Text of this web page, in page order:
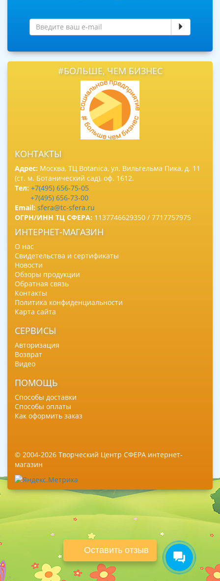
Оставить отзыв
#БОЛЬШЕ, ЧЕМ БИЗНЕС
КОНТАКТЫ
Адрес: Москва, ТЦ Botanica, ул. Вильгельма Пика, д. 11
(ст. м. Ботанический сад), оф. 1612.
Тел: +7(495) 656-75-05
+7(495) 656-73-00
Email: sfera@tc-sfera.ru
ОГРН/ИНН ТЦ СФЕРА: 1137746629350 / 7717757975
ИНТЕРНЕТ-МАГАЗИН
О нас
Свидетельства и сертификаты
Новости
Обзоры продукции
Обратная связь
Контакты
Политика конфиденциальности
Карта сайта
СЕРВИСЫ
Авторизация
Возврат
Видео
ПОМОЩЬ
Способы доставки
Способы оплаты
Как оформить заказ
© 2004-2026 Творческий Центр СФЕРА интернет-
магазин